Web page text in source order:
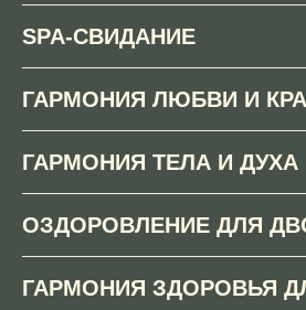
SPA-СВИДАНИЕ
ГАРМОНИЯ ЛЮБВИ И
ГАРМОНИЯ ТЕЛА И ДУХА
ОЗДОРОВЛЕНИЕ ДЛЯ
ГАРМОНИЯ ЗДОРОВЬЯ